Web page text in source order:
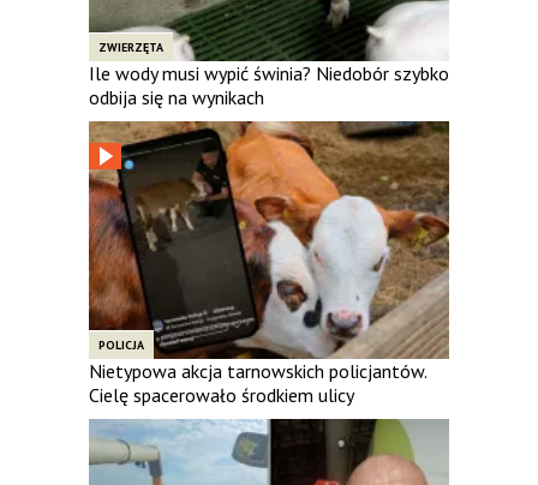
ZWIERZĘTA
Ile wody musi wypić świnia? Niedobór szybko
odbija się na wynikach
POLICJA
Nietypowa akcja tarnowskich policjantów.
Cielę spacerowało środkiem ulicy